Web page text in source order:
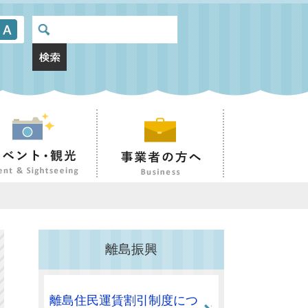
離島振興
離島住民運賃割引制度につ